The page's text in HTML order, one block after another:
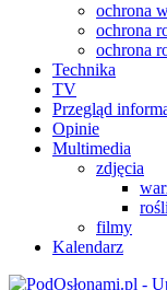
ochrona
ochrona
ochrona
Technika
TV
Przegląd
Opinie
Multimedia
zdjęcia
filmy
Kalendarz